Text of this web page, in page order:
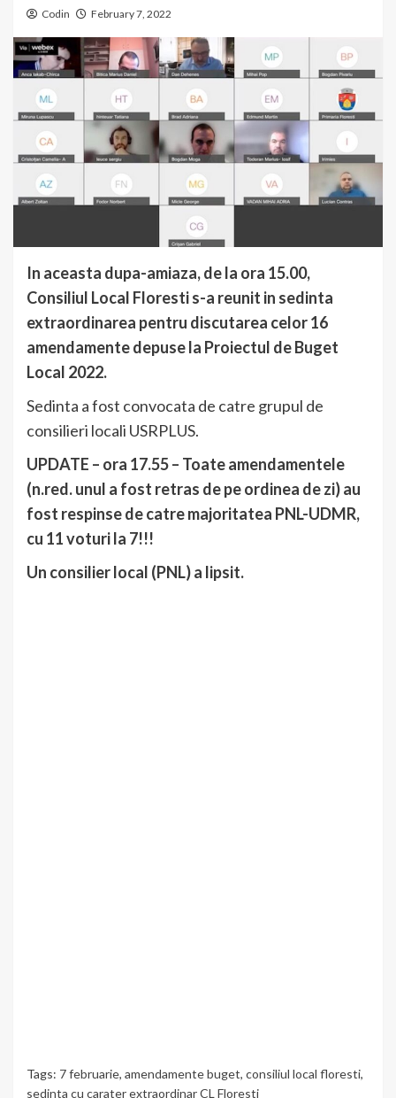
Codin February 7, 2022
In aceasta dupa-amiaza, de la ora 15.00,
Consiliul Local Floresti s-a reunit in sedinta
extraordinarea pentru discutarea celor 16
amendamente depuse la Proiectul de Buget
Local 2022.
Sedinta a fost convocata de catre grupul de
consilieri locali USRPLUS.
UPDATE – ora 17.55 – Toate amendamentele
(n.red. unul a fost retras de pe ordinea de zi) au
fost respinse de catre majoritatea PNL-UDMR,
cu 11 voturi la 7!!!
Un consilier local (PNL) a lipsit.
Tags: 7 februarie, amendamente buget, consiliul local floresti,
sedinta cu carater extraordinar CL Floresti